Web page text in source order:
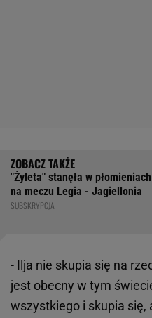
"Żyleta" stanęła w
na meczu Legia - Jagiellonia
SUBSKRYPCJA
- Ilja nie skupia się na
jest obecny w tym
wszystkiego i skupia się,